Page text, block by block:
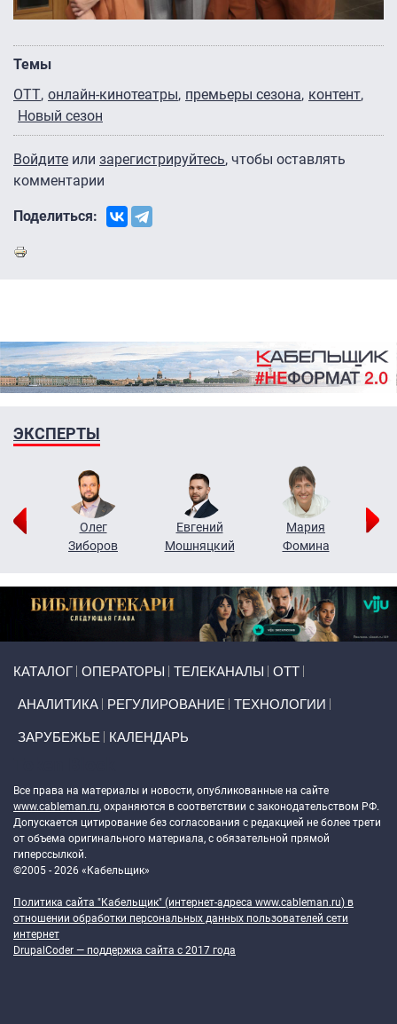
Темы
OTT онлайн-кинотеатры премьеры сезона контент
Новый сезон
Войдите или зарегистрируйтесь, чтобы оставлять
комментарии
Поделиться:
ЭКСПЕРТЫ
Олег
Зиборов
Евгений
Мошняцкий
Мария
Фомина
КАТАЛОГ ОПЕРАТОРЫ ТЕЛЕКАНАЛЫ ОТТ
АНАЛИТИКА РЕГУЛИРОВАНИЕ ТЕХНОЛОГИИ
ЗАРУБЕЖЬЕ КАЛЕНДАРЬ
Все права на материалы и новости, опубликованные на сайте
www.cableman.ru, охраняются в соответствии с законодательством РФ.
Допускается цитирование без согласования с редакцией не более трети
от объема оригинального материала, с обязательной прямой
гиперссылкой.
©2005 - 2026 «Кабельщик»
Политика сайта "Кабельщик" (интернет-адреса www.cableman.ru) в
отношении обработки персональных данных пользователей сети
интернет
DrupalCoder — поддержка сайта c 2017 года